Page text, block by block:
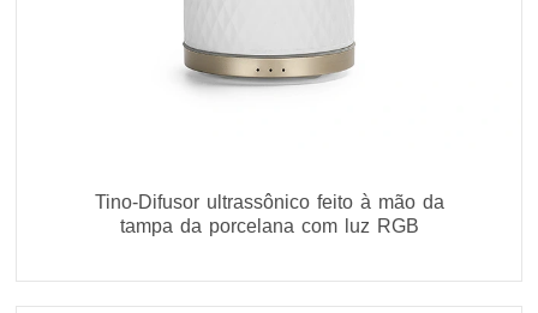
Tino-Difusor ultrassônico feito à mão da
tampa da porcelana com luz RGB